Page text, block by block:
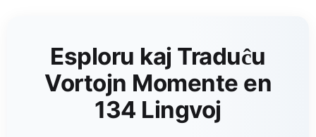
Esploru kaj Traduĉu
Vortojn Momente en
134 Lingvoj